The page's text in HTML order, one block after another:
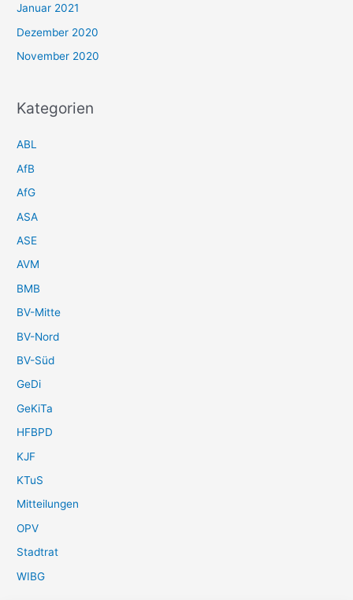
Januar 2021
Dezember 2020
November 2020
Kategorien
ABL
AfB
AfG
ASA
ASE
AVM
BMB
BV-Mitte
BV-Nord
BV-Süd
GeDi
GeKiTa
HFBPD
KJF
KTuS
Mitteilungen
OPV
Stadtrat
WIBG